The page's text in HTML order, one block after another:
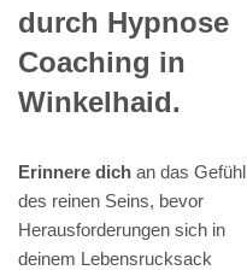
durch Hypnose
Coaching in
Winkelhaid.
Erinnere dich an das Gefühl
des reinen Seins, bevor
Herausforderungen sich in
deinem Lebensrucksack